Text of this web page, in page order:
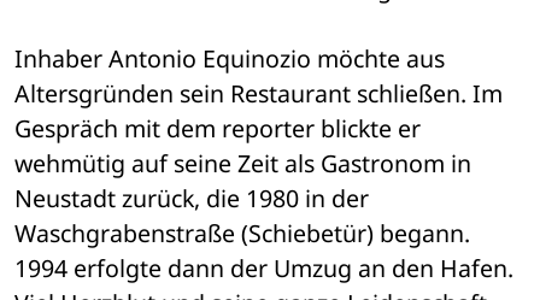
Inhaber Antonio Equinozio möchte aus
Altersgründen sein Restaurant schließen. Im
Gespräch mit dem reporter blickte er
wehmütig auf seine Zeit als Gastronom in
Neustadt zurück, die 1980 in der
Waschgrabenstraße (Schiebetür) begann.
1994 erfolgte dann der Umzug an den Hafen.